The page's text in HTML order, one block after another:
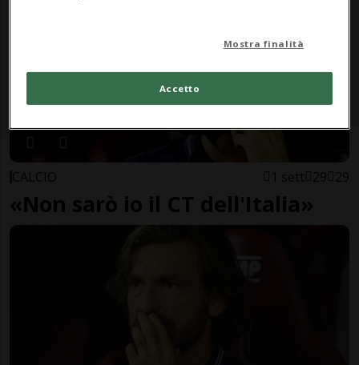
CALCIO 1 sett 29 29
«Non sarò io il CT dell'Italia»
Mostra finalità
Accetto